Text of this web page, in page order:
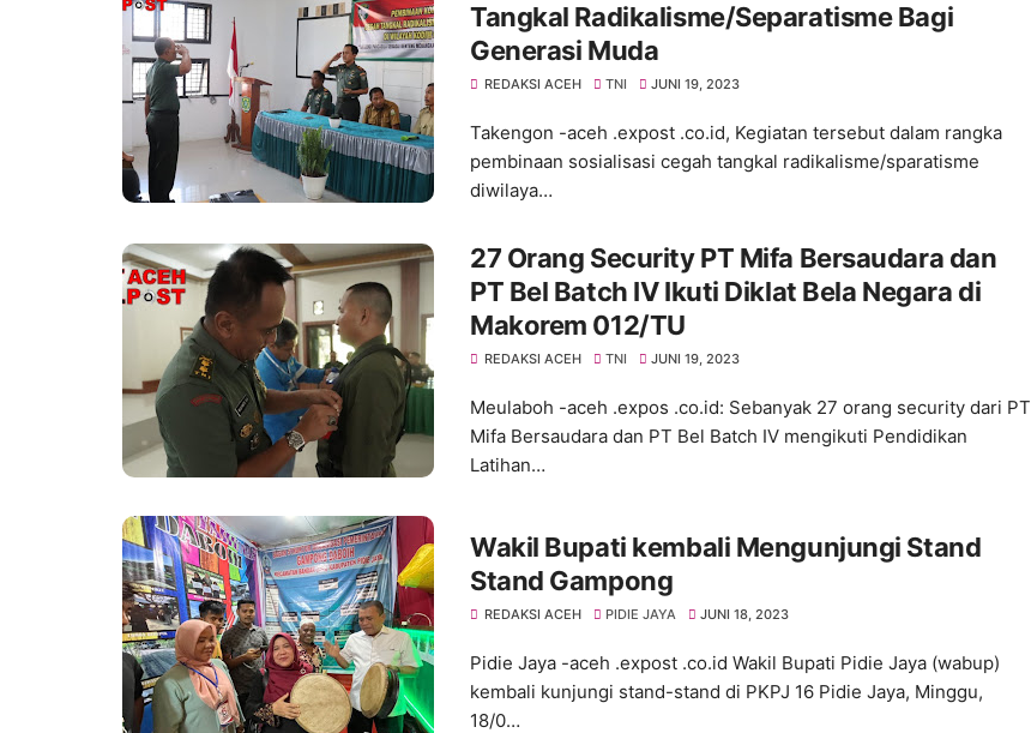
Tangkal Radikalisme/Separatisme Bagi
Generasi Muda
REDAKSI ACEH TNI JUNI 19, 2023
Takengon -aceh .expost .co.id, Kegiatan tersebut dalam rangka
pembinaan sosialisasi cegah tangkal radikalisme/sparatisme
diwilaya…
27 Orang Security PT Mifa Bersaudara dan
PT Bel Batch IV Ikuti Diklat Bela Negara di
Makorem 012/TU
REDAKSI ACEH TNI JUNI 19, 2023
Meulaboh -aceh .expos .co.id: Sebanyak 27 orang security dari PT
Mifa Bersaudara dan PT Bel Batch IV mengikuti Pendidikan
Latihan…
Wakil Bupati kembali Mengunjungi Stand
Stand Gampong
REDAKSI ACEH PIDIE JAYA JUNI 18, 2023
Pidie Jaya -aceh .expost .co.id Wakil Bupati Pidie Jaya (wabup)
kembali kunjungi stand-stand di PKPJ 16 Pidie Jaya, Minggu,
18/0…